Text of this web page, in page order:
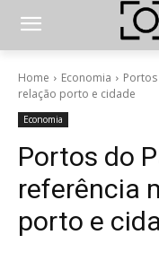
Home Economia
relação porto e cidade
Economia
Portos do
referência
porto e